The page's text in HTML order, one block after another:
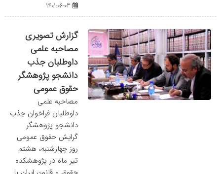
گزارش تصویری
مصاحبه علمی
داوطلبان جذب
دانشجو پژوهشگر
حقوق عمومی
مصاحبه علمی
داوطلبان فراخوان جذب
دانشجو پژوهشگر
گرایش حقوق عمومی
روز چهارشنبه، هشتم
تیر ماه در پژوهشکده